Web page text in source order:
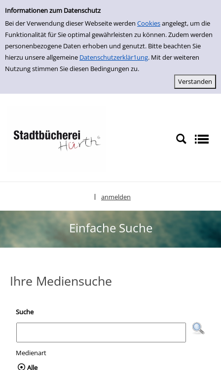
Einfache Suche
Informationen zum Datenschutz
Bei der Verwendung dieser Webseite werden Cookiesangelegt, um die
Funktionalität für Sie optimal gewährleisten zu können. Zudem werden
personenbezogene Daten erhoben und genutzt. Bitte beachten Sie
hierzu unsere allgemeine Datenschutzerklär1ung. Mit der weiteren
Nutzung stimmen Sie diesen Bedingungen zu.
zur Navigation springen
zum Inhalt springen
Zu den Suchfiltern springen
Zur Trefferliste springen
anmelden
Einfache Suche
Ihre Mediensuche
Suche
Medienart
Alle